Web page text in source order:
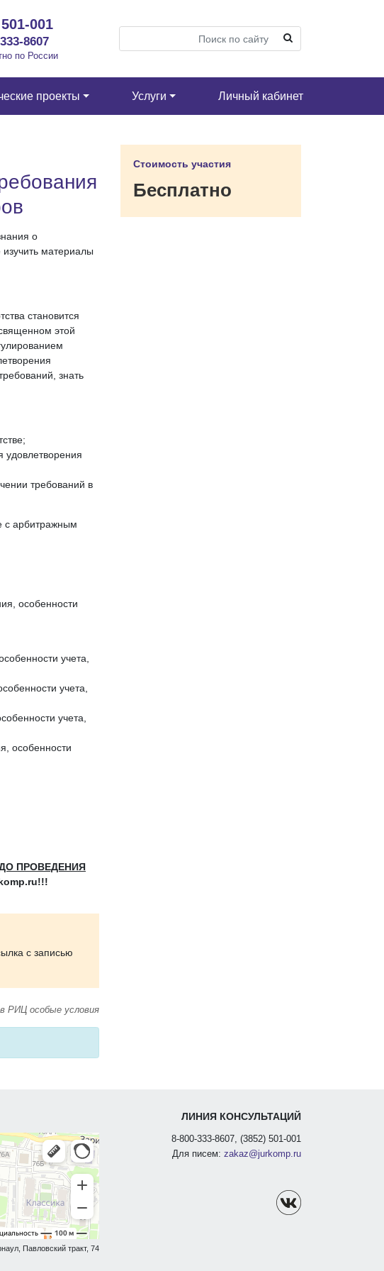
001
8607
по России
проекты Услуги Личный кабинет
о
материалы
становится
этой
знать
удовлетворения
требований в
с арбитражным
особенности
учета,
учета,
учета,
особенности
ПРОВЕДЕНИЯ
с записью
РИЦ особые условия
Стоимость участия
Бесплатно
Павловский тракт, 74
ЛИНИЯ КОНСУЛЬТАЦИЙ
8-800-333-8607, (3852) 501-001
Для писем: zakaz@jurkomp.ru